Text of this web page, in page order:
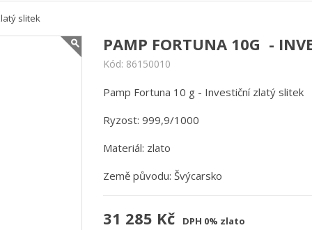
slitek
PAMP FORTUNA 10G -
Kód: 86150010
Pamp Fortuna 10 g - Investiční zlatý slitek
Ryzost: 999,9/1000
Materiál: zlato
Země původu: Švýcarsko
31 285 Kč DPH 0% zlato